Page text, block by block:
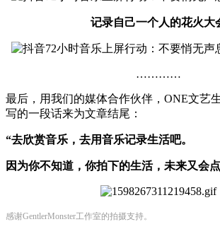
记录自己一个人的花火大
…………
最后，用我们的媒体合作伙伴，ONE文艺
写的一段话来为文章结尾：
“去欣赏音乐，去用音乐记录生活吧。
因为你不知道，你拍下的生活，未来又会
感谢GentlerMonster工作室的拍摄支持。